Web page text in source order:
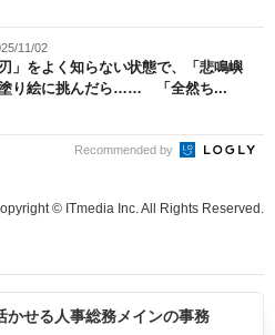
11/02
刃」をよく知らない状態で、「悲鳴嶼
り絵に挑んだら…… 「全然ち...
Recommended by
© ITmedia Inc. All Rights Reserved.
せる人事総務メインの事務